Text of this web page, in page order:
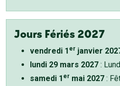
Jours Fériés 2027
vendredi 1 er janvier
lundi 29 mars 2027 :
samedi 1 er mai 2027 :